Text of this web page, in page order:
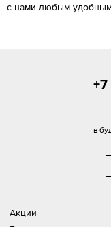
с нами любым
Акции
в